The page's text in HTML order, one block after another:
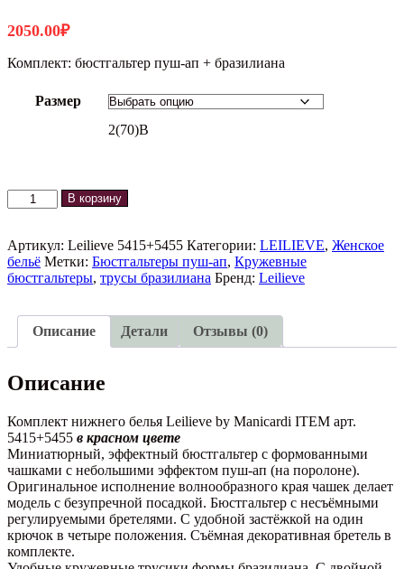
2050.00₽
Комплект: бюстгальтер пуш-ап + бразилиана
Размер
2(70)B
Количество
товара
CADEAU
5415+5455
Leilieve
В корзину
Артикул: Leilieve 5415+5455 Категории: LEILIEVE, Женское
бельё Метки: Бюстгальтеры пуш-ап, Кружевные
бюстгальтеры, трусы бразилиана Бренд: Leilieve
Описание Детали Отзывы (0)
Описание
Комплект нижнего белья Leilieve by Manicardi ITEM арт.
5415+5455 в красном цвете
Миниатюрный, эффектный бюстгальтер с формованными
чашками с небольшими эффектом пуш-ап (на поролоне).
Оригинальное исполнение волнообразного края чашек делает
модель с безупречной посадкой. Бюстгальтер с несъёмными
регулируемыми бретелями. С удобной застёжкой на один
крючок в четыре положения. Съёмная декоративная бретель в
комплекте.